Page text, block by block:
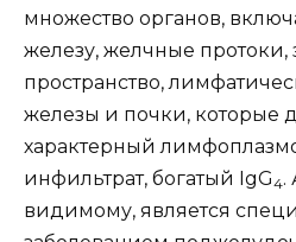
множество органов,
железу, желчные
пространство,
железы и почки, которые
характерный
инфильтрат, богатый IgG4.
видимому, является